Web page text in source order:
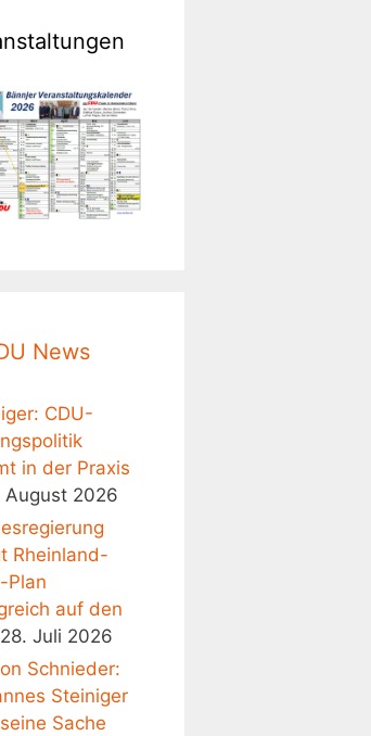
News
CDU-
in der Praxis
August 2026
Rheinland-
Plan
auf den
28. Juli 2026
Schnieder:
Steiniger
Sache